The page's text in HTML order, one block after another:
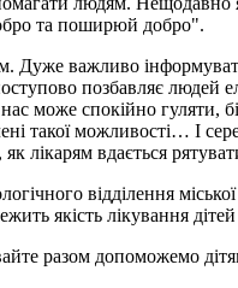
та поширюй добро".
Дуже важливо
позбавляє
спокійно гуляти,
можливості… І
лікарям вдається
відділення
якість лікування
разом допоможемо